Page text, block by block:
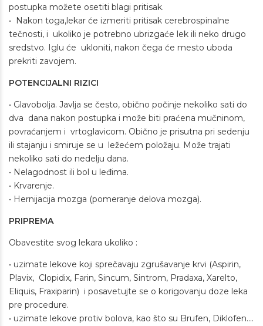
postupka možete osetiti blagi pritisak.
• Nakon toga,lekar će izmeriti pritisak cerebrospinalne
tečnosti, i ukoliko je potrebno ubrizgaće lek ili neko drugo
sredstvo. Iglu će ukloniti, nakon čega će mesto uboda
prekriti zavojem.
POTENCIJALNI RIZICI
• Glavobolja. Javlja se često, obično počinje nekoliko sati do
dva dana nakon postupka i može biti praćena mučninom,
povraćanjem i vrtoglavicom. Obično je prisutna pri sedenju
ili stajanju i smiruje se u ležećem položaju. Može trajati
nekoliko sati do nedelju dana.
• Nelagodnost ili bol u leđima.
• Krvarenje.
• Hernijacija mozga (pomeranje delova mozga).
PRIPREMA
Obavestite svog lekara ukoliko :
• uzimate lekove koji sprečavaju zgrušavanje krvi (Aspirin,
Plavix, Clopidix, Farin, Sincum, Sintrom, Pradaxa, Xarelto,
Eliquis, Fraxiparin) i posavetujte se o korigovanju doze leka
pre procedure.
• uzimate lekove protiv bolova, kao što su Brufen, Diklofen....